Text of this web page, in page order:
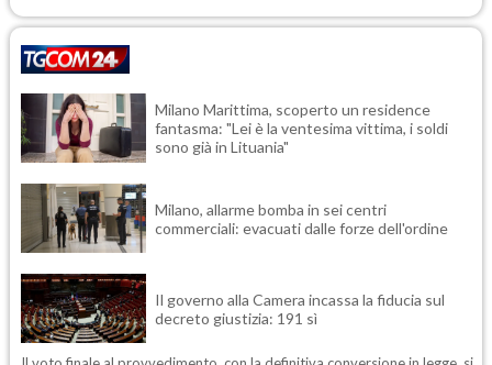
Milano Marittima, scoperto un residence
fantasma: "Lei è la ventesima vittima, i soldi
sono già in Lituania"
Milano, allarme bomba in sei centri
commerciali: evacuati dalle forze dell'ordine
Il governo alla Camera incassa la fiducia sul
decreto giustizia: 191 sì